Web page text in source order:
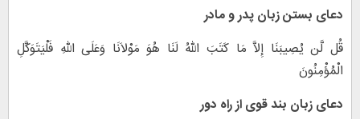
دعای بستن زبان پدر و مادر
قُل لَّن یُصِیبَنَا إِلاَّ مَا کَتَبَ اللّهُ لَنَا هُوَ مَوْلاَنَا وَعَلَى اللّهِ فَلْیَتَوَکَّلِ
الْمُؤْمِنُونَ
دعای زبان بند قوی از راه دور